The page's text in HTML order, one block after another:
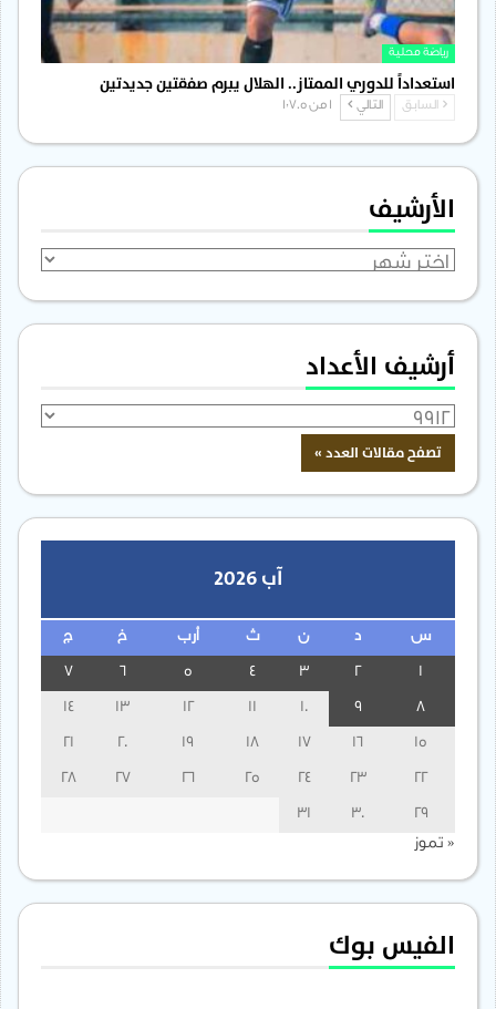
رياضة محلية
استعداداً للدوري الممتاز.. الهلال يبرم صفقتين جديدتين
السابق التالي
الأرشيف
الأرشيف
أرشيف الأعداد
آب 2026
س ن ث أرب خ ج
3
13
14
15
16
17
18
19
20
21
22
23
24
25
26
27
28
29
30
31
« تموز
الفيس بوك